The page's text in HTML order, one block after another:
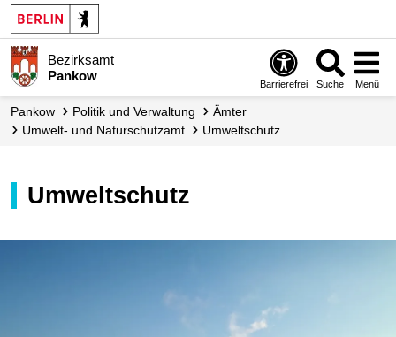
Bezirksamt
Pankow
Barrierefrei Suche Menü
Pankow Politik und Verwaltung
Ämter
Umwelt- und Naturschutzamt
Umweltschutz
Umweltschutz